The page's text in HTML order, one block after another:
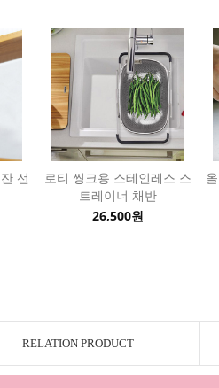
선
로티 씽크용 스테인레스 스
트레이너 채반
26,500원
RELATION PRODUCT